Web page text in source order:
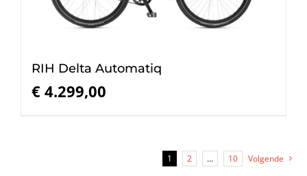
RIH Delta Automatiq
€ 4.299,00
1 2 … 10 Volgende